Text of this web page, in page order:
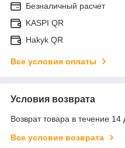
Безналичный расчет
KASPI QR
Hakyk QR
Все условия оплаты
Условия возврата
Возврат товара в течение
Все условия возврата